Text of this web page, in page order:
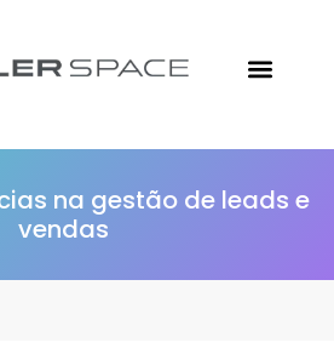
na gestão de leads e
vendas